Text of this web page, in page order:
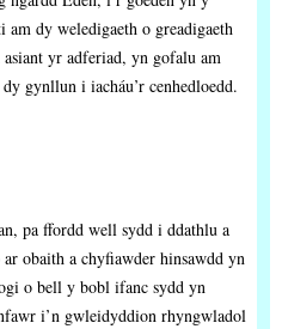
dy weledigaeth o greadigaeth
yr adferiad, yn gofalu am
gynllun i iacháu’r cenhedloedd.
pa ffordd well sydd i ddathlu a
obaith a chyfiawder hinsawdd yn
o bell y bobl ifanc sydd yn
i’n gwleidyddion rhyngwladol